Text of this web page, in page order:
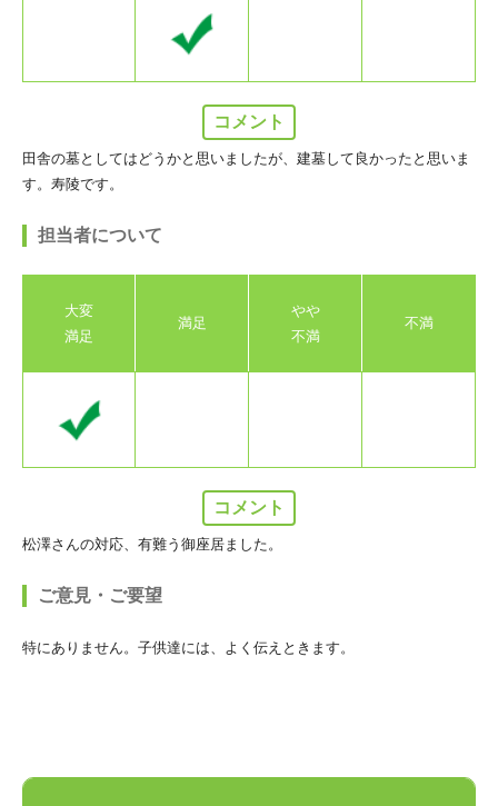
コメント
田舎の墓としてはどうかと思いましたが、建墓して良かったと思いま
す。寿陵です。
担当者について
大変
満足
満足
やや
不満
不満
コメント
松澤さんの対応、有難う御座居ました。
ご意見・ご要望
特にありません。子供達には、よく伝えときます。